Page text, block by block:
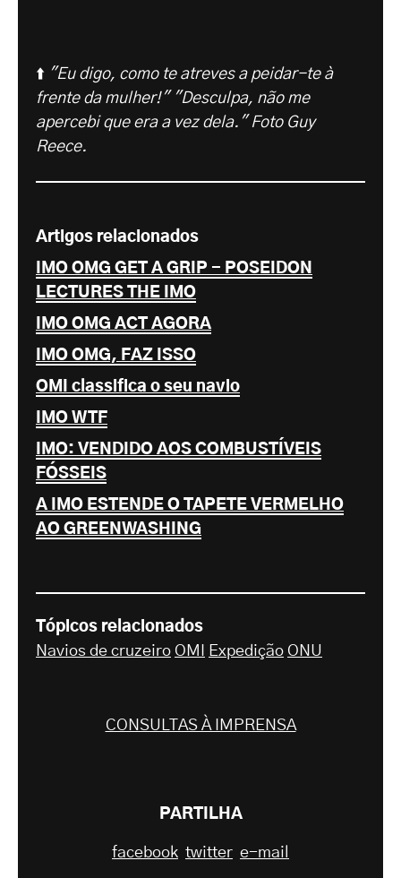
⬆️ "Eu digo, como te atreves a peidar-te à
frente da mulher!" "Desculpa, não me
apercebi que era a vez dela." Foto Guy
Reece.
Artigos relacionados
IMO OMG GET A GRIP - POSEIDON
LECTURES THE IMO
IMO OMG ACT AGORA
IMO OMG, FAZ ISSO
OMI classifica o seu navio
IMO WTF
IMO: VENDIDO AOS COMBUSTÍVEIS
FÓSSEIS
A IMO ESTENDE O TAPETE VERMELHO
AO GREENWASHING
Tópicos relacionados
Navios de cruzeiro OMI Expedição ONU
CONSULTAS À IMPRENSA
PARTILHA
facebook twitter e-mail